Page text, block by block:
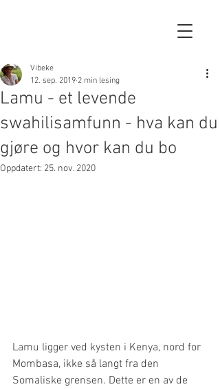
Lamu - et levende
swahilisamfunn - hva kan du
gjøre og hvor kan du bo
Vibeke
12. sep. 2019 2 min lesing
Oppdatert: 25. nov. 2020
Lamu ligger ved kysten i Kenya, nord for
Mombasa, ikke så langt fra den
Somaliske grensen. Dette er en av de